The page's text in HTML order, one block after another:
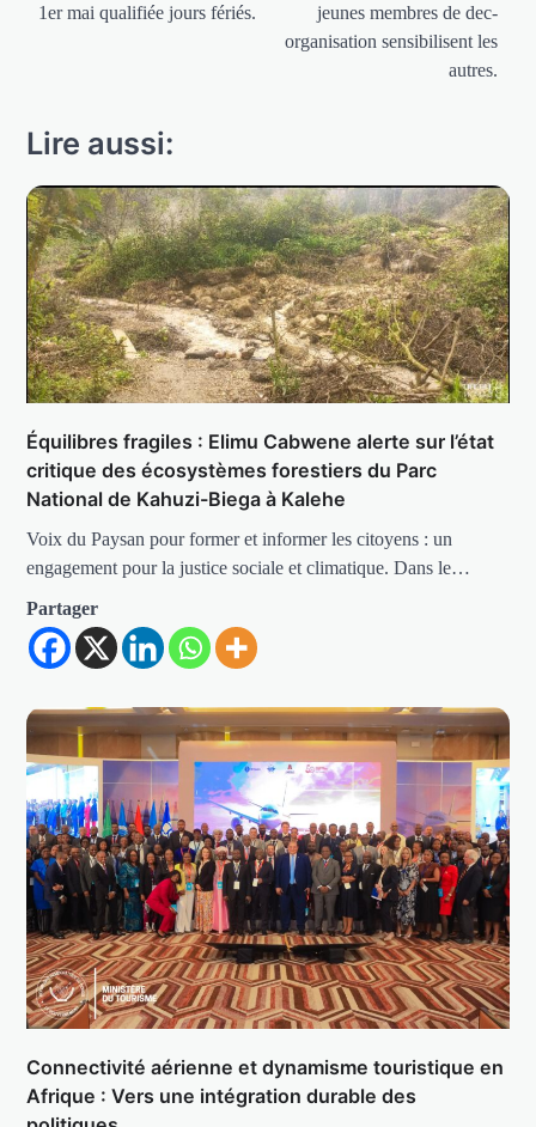
1er mai qualifiée jours fériés.
jeunes membres de dec-
organisation sensibilisent les
autres.
Lire aussi:
Équilibres fragiles : Elimu Cabwene alerte sur l’état
critique des écosystèmes forestiers du Parc
National de Kahuzi-Biega à Kalehe
Voix du Paysan pour former et informer les citoyens : un
engagement pour la justice sociale et climatique. Dans le…
Partager
Connectivité aérienne et dynamisme touristique en
Afrique : Vers une intégration durable des